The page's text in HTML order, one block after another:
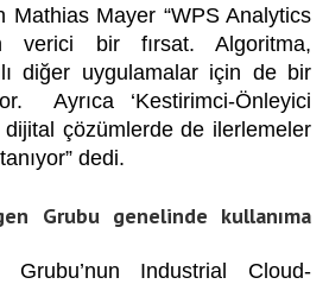
Mathias Mayer “WPS Analytics
verici bir fırsat. Algoritma,
diğer uygulamalar için de bir
Ayrıca ‘Kestirimci-Önleyici
dijital çözümlerde de ilerlemeler
dedi.
Grubu genelinde kullanıma
Grubu’nun Industrial Cloud-